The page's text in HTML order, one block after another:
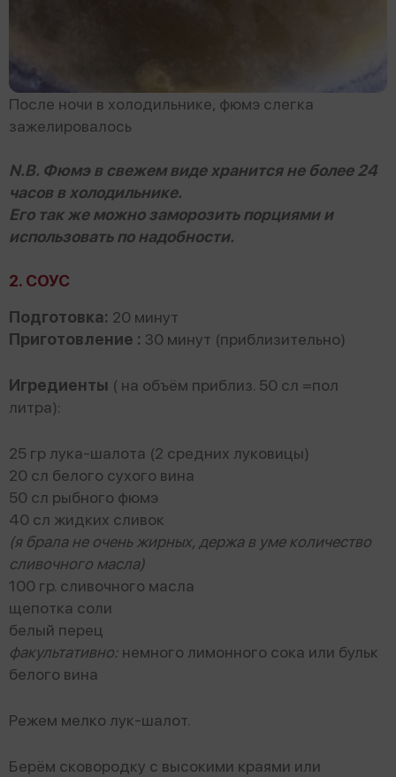
После ночи в холодильнике, фюмэ слегка
зажелировалось
N.B. Фюмэ в свежем виде хранится не более 24
часов в холодильнике.
Его так же можно заморозить порциями и
использовать по надобности.
2. СОУС
Подготовка: 20 минут
Приготовление : 30 минут (приблизительно)
Игредиенты ( на объём приблиз. 50 сл =пол
литра):
25 гр лука-шалота (2 средних луковицы)
20 сл белого сухого вина
50 сл рыбного фюмэ
40 сл жидких сливок
(я брала не очень жирных, держа в уме количество
сливочного масла)
100 гр. сливочного масла
щепотка соли
белый перец
факультативно: немного лимонного сока или бульк
белого вина
Режем мелко лук-шалот.
Берём сковородку с высокими краями или